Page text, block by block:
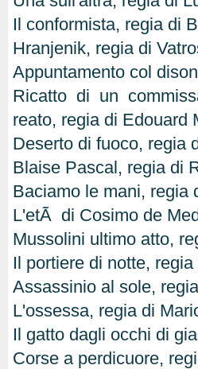
Il conformista, regia di
Hranjenik, regia di
Appuntamento col
Ricatto di un
reato, regia di Edouard
Deserto di fuoco, regia
Blaise Pascal, regia di
Baciamo le mani, regia
L'etÃ di Cosimo de
Mussolini ultimo atto,
Il portiere di notte,
Assassinio al sole,
L'ossessa, regia di
Il gatto dagli occhi di
Corse a perdicuore,